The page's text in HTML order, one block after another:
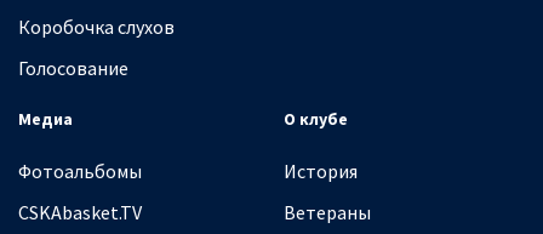
Коробочка слухов
Голосование
Медиа
Фотоальбомы
CSKAbasket.TV
О клубе
История
Ветераны